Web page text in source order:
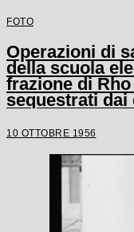
FOTO
Operazioni di
della scuola
frazione di
sequestrati dai
10 OTTOBRE 1956